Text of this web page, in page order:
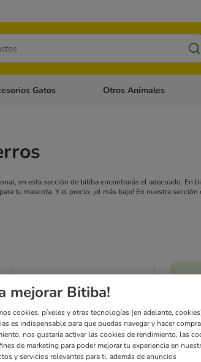
Perros
de categoria abierto: Comida Gatos
Gatos Menú de categoria abierto:
Otros Animales
en esta sección de bitiba encontrarás el adecuado. En
tu mascota. Y el precio: ¡el más bajo! En nuestra sección
mejorar Bitiba!
cookies, píxeles y otras tecnologías (en adelante,
es indispensable para que puedas navegar y hacer
nos gustaría activar las cookies de rendimiento, las
de marketing para poder mejorar tu experiencia en
y servicios relevantes para ti, además de anuncios